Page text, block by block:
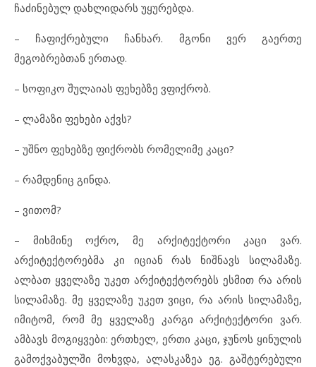
ჩაძინებულ დახლიდარს უყურებდა.
– ჩაფიქრებული ჩანხარ. მგონი ვერ გაერთე
მეგობრებთან ერთად.
– სოფიკო შულაიას ფეხებზე ვფიქრობ.
– ლამაზი ფეხები აქვს?
– უშნო ფეხებზე ფიქრობს რომელიმე კაცი?
– რამდენიც გინდა.
– ვითომ?
– მისმინე ოქრო, მე არქიტექტორი კაცი ვარ.
არქიტექტორებმა კი იციან რას ნიშნავს სილამაზე.
ალბათ ყველაზე უკეთ არქიტექტორებს ესმით რა არის
სილამაზე. მე ყველაზე უკეთ ვიცი, რა არის სილამაზე,
იმიტომ, რომ მე ყველაზე კარგი არქიტექტორი ვარ.
ამბავს მოგიყვები: ერთხელ, ერთი კაცი, ჯუნოს ყინულის
გამოქვაბულში მოხვდა, ალასკაზეა ეგ. გაშტერებული